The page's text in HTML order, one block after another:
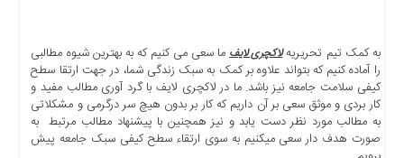
به کمک تیم تحریریهلاکچری لایفما سعی می کنیم که به بهترین شیوه مطالبی
را آماده کنیم که بتواند علاوه بر کمک به سبک زندگی شما، در جهت ارتقا سطح
کیفی سلامت جامعه نیز باشد. ما در لاکچری لایف با گرد آوری مطالب مفید و
کار بردی و موثق سعی بر آن داریم که کار بر بدون هیچ سر درگرمی و مشکلاتی
به مطالب مورد نظر دست یابد و نیز همچنین با پیشنهاد مطالب مرتبط به
صورت هدف دار سعی میکنیم به سوی ارتقاء سطح کیفی سبک جامعه پیش